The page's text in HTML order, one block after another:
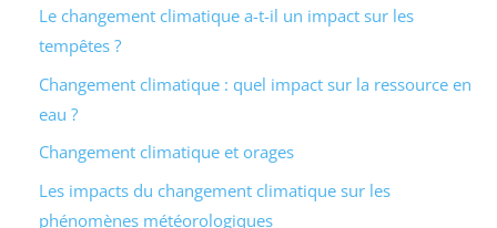
Le changement climatique a-t-il un impact sur les
tempêtes ?
Changement climatique : quel impact sur la ressource en
eau ?
Changement climatique et orages
Les impacts du changement climatique sur les
phénomènes météorologiques